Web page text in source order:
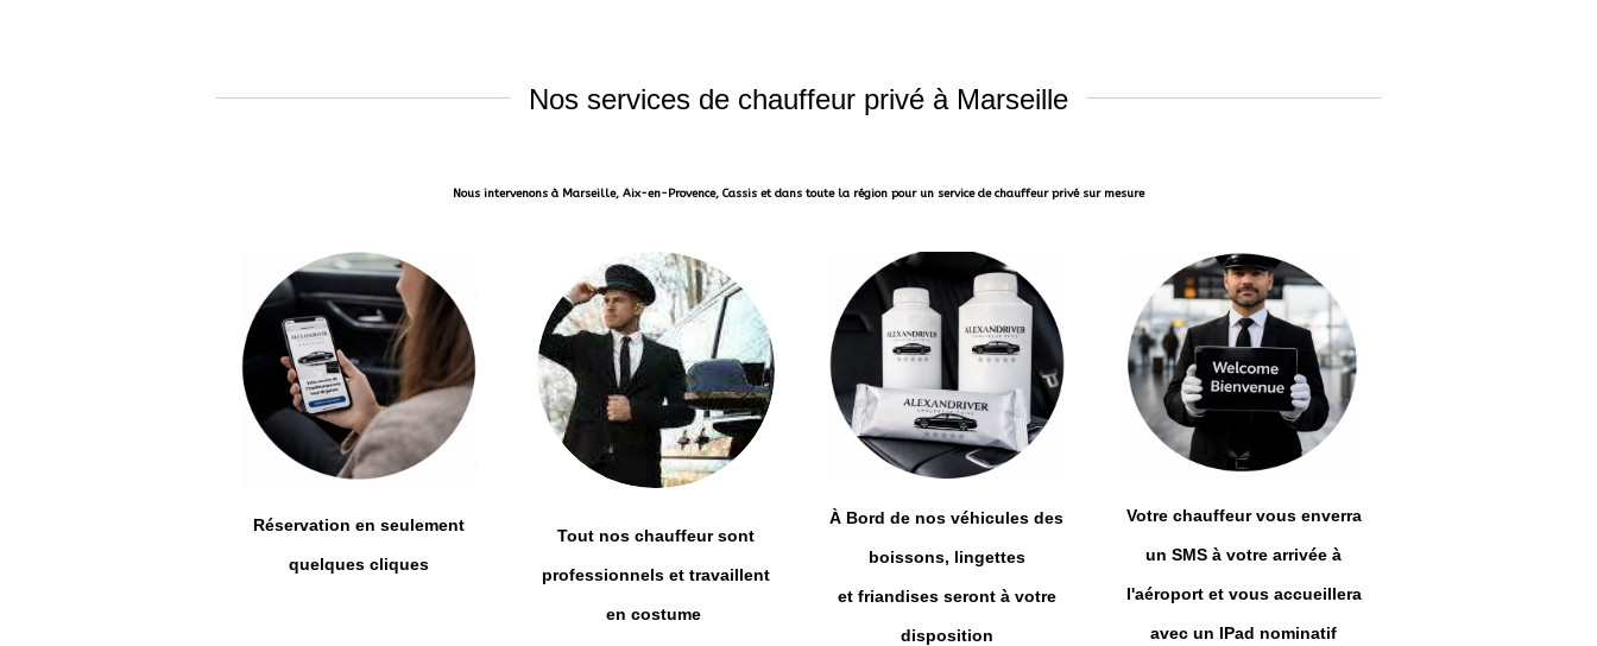
Nos services de chauffeur privé à Marseille
Nous intervenons à Marseille, Aix-en-Provence, Cassis et dans toute la région pour un service de chauffeur privé sur mesure
Réservation en seulement
quelques cliques
Tout nos chauffeur sont
professionnels et travaillent
en costume
À Bord de nos véhicules des
boissons, lingettes
et friandises seront à votre
disposition
Votre chauffeur vous enverra
un SMS à votre arrivée à
l'aéroport et vous accueillera
avec un IPad nominatif